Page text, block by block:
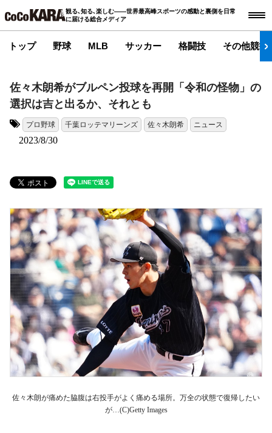
観る､知る､楽しむ――世界最高峰スポーツの感動と裏側を日常
に届ける総合メディア
トップ 野球 MLB サッカー 格闘技 その他競技
佐々木朗希がブルペン投球を再開「令和の怪物」の
選択は吉と出るか、それとも
プロ野球 千葉ロッテマリーンズ 佐々木朗希 ニュース
2023/8/30
佐々木朗が痛めた脇腹は右投手がよく痛める場所。万全の状態で復帰したい
が…(C)Getty Images